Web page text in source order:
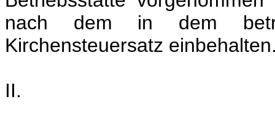
nach dem in dem
Kirchensteuersatz
II.